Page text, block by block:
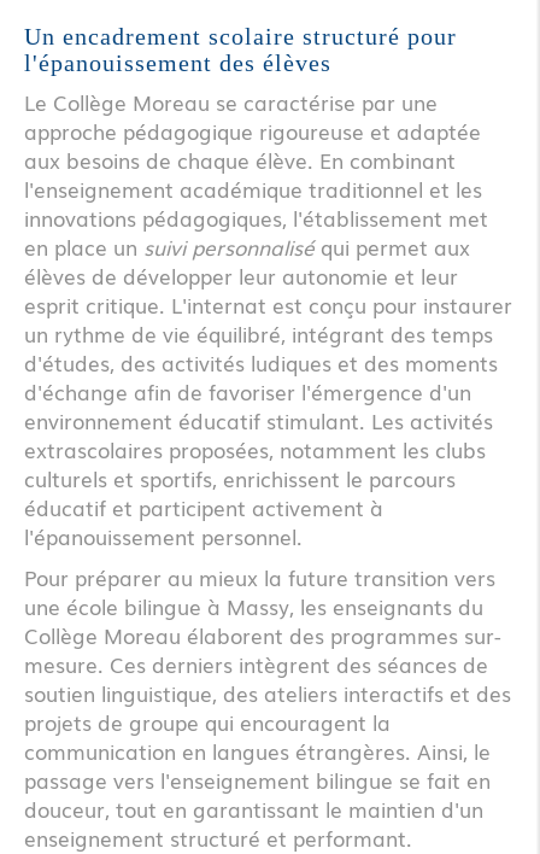
Un encadrement scolaire structuré pour
l'épanouissement des élèves
Le Collège Moreau se caractérise par une
approche pédagogique rigoureuse et adaptée
aux besoins de chaque élève. En combinant
l'enseignement académique traditionnel et les
innovations pédagogiques, l'établissement met
en place un suivi personnaliséqui permet aux
élèves de développer leur autonomie et leur
esprit critique. L'internat est conçu pour instaurer
un rythme de vie équilibré, intégrant des temps
d'études, des activités ludiques et des moments
d'échange afin de favoriser l'émergence d'un
environnement éducatif stimulant. Les activités
extrascolaires proposées, notamment les clubs
culturels et sportifs, enrichissent le parcours
éducatif et participent activement à
l'épanouissement personnel.
Pour préparer au mieux la future transition vers
une école bilingue à Massy, les enseignants du
Collège Moreau élaborent des programmes sur-
mesure. Ces derniers intègrent des séances de
soutien linguistique, des ateliers interactifs et des
projets de groupe qui encouragent la
communication en langues étrangères. Ainsi, le
passage vers l'enseignement bilingue se fait en
douceur, tout en garantissant le maintien d'un
enseignement structuré et performant.